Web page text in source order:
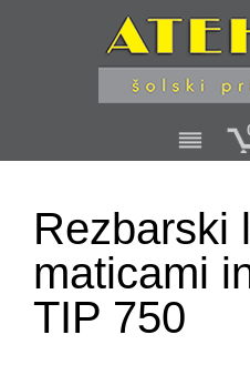
Rezbarski
maticami
TIP 750